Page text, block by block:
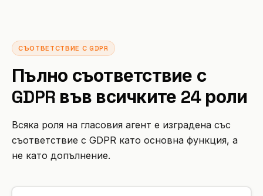
Електронна търговия
Управление на имоти
Място за събития
Фитнес
Автошкола
Виж всички бизнес казуси →
СЪОТВЕТСТВИЕ С GDPR
Пълно съответствие с
GDPR във всичките 24 роли
Всяка роля на гласовия агент е изградена със
съответствие с GDPR като основна функция, а
не като допълнение.